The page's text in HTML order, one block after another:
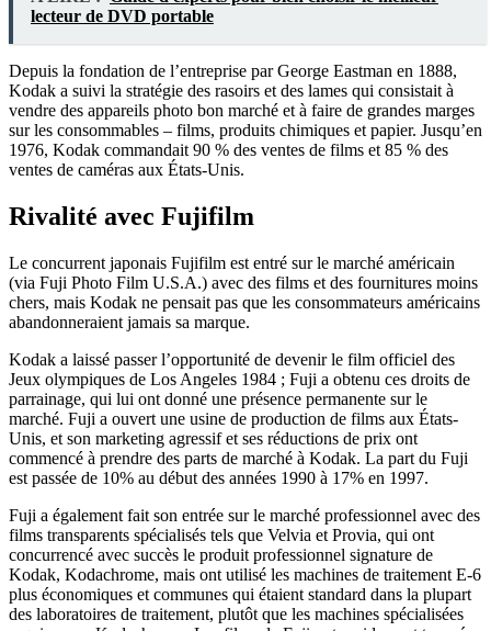
lecteur de DVD portable
Depuis la fondation de l’entreprise par George Eastman en 1888,
Kodak a suivi la stratégie des rasoirs et des lames qui consistait à
vendre des appareils photo bon marché et à faire de grandes marges
sur les consommables – films, produits chimiques et papier. Jusqu’en
1976, Kodak commandait 90 % des ventes de films et 85 % des
ventes de caméras aux États-Unis.
Rivalité avec Fujifilm
Le concurrent japonais Fujifilm est entré sur le marché américain
(via Fuji Photo Film U.S.A.) avec des films et des fournitures moins
chers, mais Kodak ne pensait pas que les consommateurs américains
abandonneraient jamais sa marque.
Kodak a laissé passer l’opportunité de devenir le film officiel des
Jeux olympiques de Los Angeles 1984 ; Fuji a obtenu ces droits de
parrainage, qui lui ont donné une présence permanente sur le
marché. Fuji a ouvert une usine de production de films aux États-
Unis, et son marketing agressif et ses réductions de prix ont
commencé à prendre des parts de marché à Kodak. La part du Fuji
est passée de 10% au début des années 1990 à 17% en 1997.
Fuji a également fait son entrée sur le marché professionnel avec des
films transparents spécialisés tels que Velvia et Provia, qui ont
concurrencé avec succès le produit professionnel signature de
Kodak, Kodachrome, mais ont utilisé les machines de traitement E-6
plus économiques et communes qui étaient standard dans la plupart
des laboratoires de traitement, plutôt que les machines spécialisées